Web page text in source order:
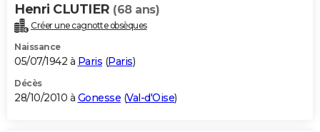
Henri CLUTIER (68 ans)
Créer une cagnotte obsèques
Naissance
05/07/1942 à Paris (Paris)
Décès
28/10/2010 à Gonesse (Val-d'Oise)